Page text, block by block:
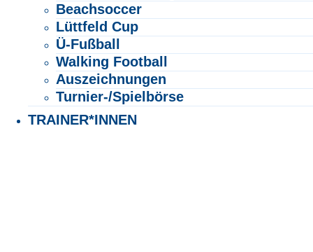
Beachsoccer
Lüttfeld Cup
Ü-Fußball
Walking Football
Auszeichnungen
Turnier-/Spielbörse
TRAINER*INNEN